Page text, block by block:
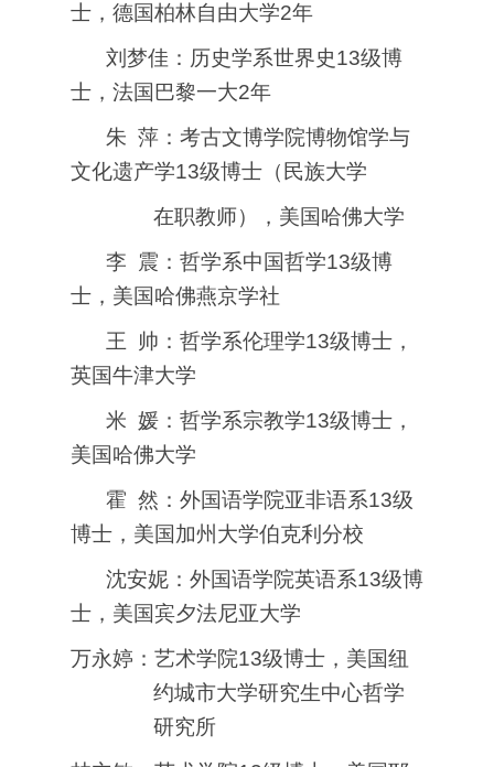
士，德国柏林自由大学2年
刘梦佳：历史学系世界史13级博
士，法国巴黎一大2年
朱 萍：考古文博学院博物馆学与
文化遗产学13级博士（民族大学
在职教师），美国哈佛大学
李
震：哲学系中国哲学13级博
士，美国哈佛燕京学社
王
帅：哲学系伦理学13级博士，
英国牛津大学
米 媛：哲学系宗教学13级博士，
美国哈佛大学
霍 然：外国语学院亚非语系13级
博士，美国加州大学伯克利分校
沈安妮：外国语学院英语系13级博
士，美国宾夕法尼亚大学
万永婷：艺术学院13级博士，美国纽
约城市大学研究生中心哲学
研究所